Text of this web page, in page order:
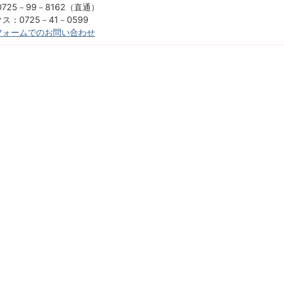
－99－8162（直通）
ス：0725－41－0599
ォームでのお問い合わせ